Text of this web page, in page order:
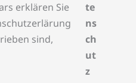
te
ns
ch
ut
z
erklären Sie
sind,